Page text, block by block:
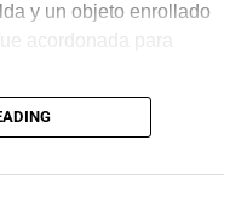
y un objeto enrollado
acordonada para
a que el hombre
y del Servicio Médico